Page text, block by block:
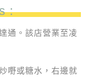
:
通。該店營業至凌
嘢或糖水，右邊就